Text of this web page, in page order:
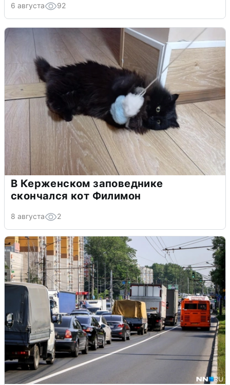
6 августа 92
В Керженском заповеднике
скончался кот Филимон
8 августа 2